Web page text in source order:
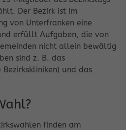
Der Bezirk ist im
von Unterfranken eine
erfüllt Aufgaben, die von
nicht allein bewältig
sind z. B. das
Bezirkskliniken) und das
finden am